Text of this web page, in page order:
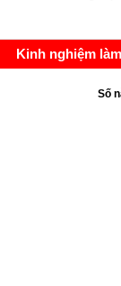
Kinh nghiệm
Số